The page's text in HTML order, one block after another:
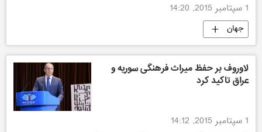
1 سپتامبر 2015, 14:20
جهان
لاوروف بر حفظ میراث فرهنگی سوریه و
عراق تاکید کرد
1 سپتامبر 2015, 14:12